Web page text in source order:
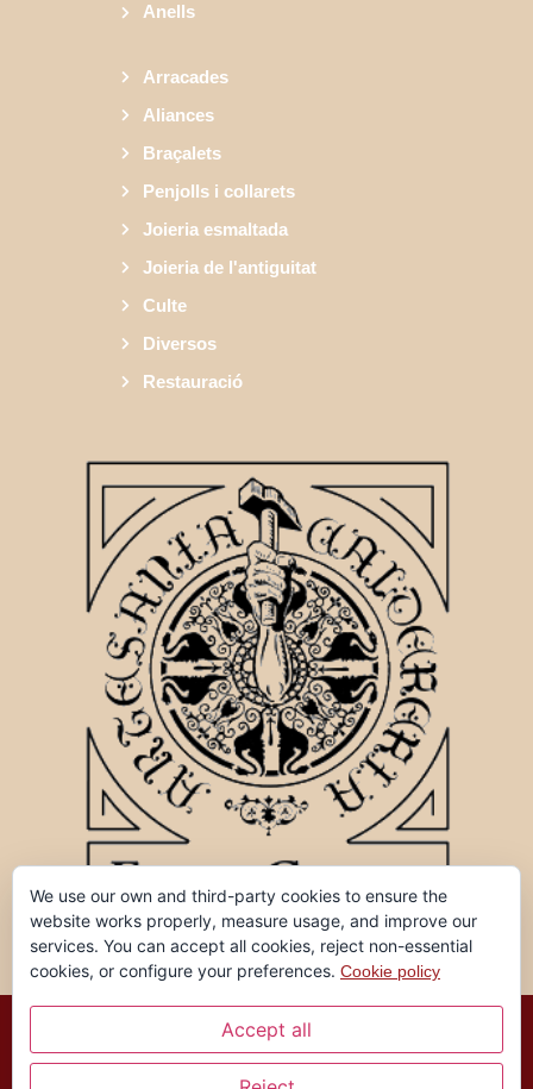
Anells
Arracades
Aliances
Braçalets
Penjolls i collarets
Joieria esmaltada
Joieria de l'antiguitat
Culte
Diversos
Restauració
Ferran Garreta, tots els drets reservats ©
We use our own and third-party cookies to ensure the
website works properly, measure usage, and improve our
services. You can accept all cookies, reject non-essential
cookies, or configure your preferences. Cookie policy
Accept all